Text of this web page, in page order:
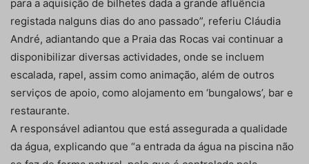
para a aquisição de bilhetes dada a grande afluência
registada nalguns dias do ano passado”, referiu Cláudia
André, adiantando que a Praia das Rocas vai continuar a
disponibilizar diversas actividades, onde se incluem
escalada, rapel, assim como animação, além de outros
serviços de apoio, como alojamento em ‘bungalows’, bar e
restaurante.
A responsável adiantou que está assegurada a qualidade
da água, explicando que “a entrada da água na piscina não